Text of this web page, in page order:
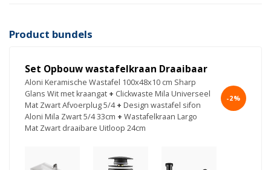
Product bundels
Set Opbouw wastafelkraan Draaibaar
Aloni Keramische Wastafel 100x48x10 cm Sharp
Glans Wit met kraangat + Clickwaste Mila Universeel
Mat Zwart Afvoerplug 5/4 + Design wastafel sifon
Aloni Mila Zwart 5/4 33cm + Wastafelkraan Largo
Mat Zwart draaibare Uitloop 24cm
-2%